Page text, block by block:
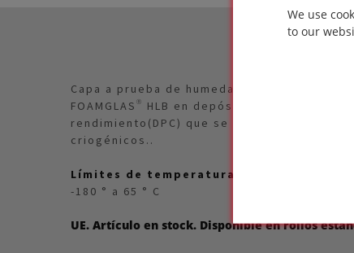
We use
to our
Capa a prueba de humedad de alto
FOAMGLAS® HLB en depósitos fríos y
rendimiento(DPC) que se utilizará junto con
criogénicos..
Límites de temperatura de servicio
-180 ° a 65 ° C
UE. Artículo en stock. Disponible en rollos